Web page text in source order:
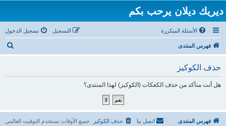
ديريك ديلان يرحب بكم
الأسئلة المتكررة تسجيل الدخول التسجيل
فهرس المنتدى
حذف الكوكيز
هل أنت متأكد من حذف الكعكات (الكوكيز) لهذا المنتدى؟
فهرس المنتدى جميع الأوقات تستخدم التوقيت العالمي حذف الكوكيز اتصل بنا